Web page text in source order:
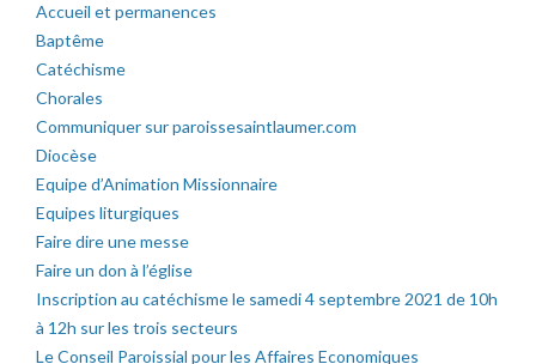
Accueil et permanences
Baptême
Catéchisme
Chorales
Communiquer sur paroissesaintlaumer.com
Diocèse
Equipe d’Animation Missionnaire
Equipes liturgiques
Faire dire une messe
Faire un don à l’église
Inscription au catéchisme le samedi 4 septembre 2021 de 10h
à 12h sur les trois secteurs
Le Conseil Paroissial pour les Affaires Economiques